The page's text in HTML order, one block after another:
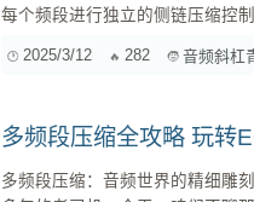
每个频段进行独立的侧链压缩控制，那会怎么样？ 没错，这
结合。它允许你将音频信号分割
2025/3/12 282 音频斜杠
多频段压缩全攻略 玩转
多频段压缩：音频世界的精细雕刻师 嗨，大家好！我是你们的老朋友，一个在音频世界里